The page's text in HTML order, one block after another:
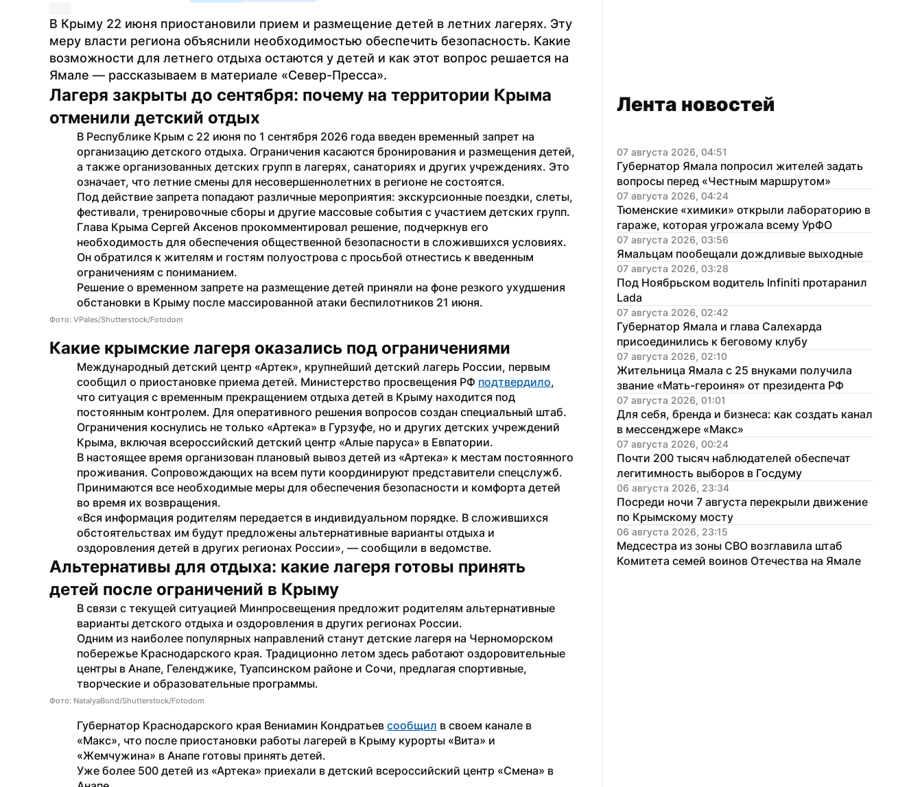
В Крыму 22 июня приостановили прием и размещение детей в летних лагерях. Эту
меру власти региона объяснили необходимостью обеспечить безопасность. Какие
возможности для летнего отдыха остаются у детей и как этот вопрос решается на
Ямале — рассказываем в материале «Север-Пресса».
Лагеря закрыты до сентября: почему на территории Крыма
отменили детский отдых
В Республике Крым с 22 июня по 1 сентября 2026 года введен временный запрет на
организацию детского отдыха. Ограничения касаются бронирования и размещения детей,
а также организованных детских групп в лагерях, санаториях и других учреждениях. Это
означает, что летние смены для несовершеннолетних в регионе не состоятся.
Под действие запрета попадают различные мероприятия: экскурсионные поездки, слеты,
фестивали, тренировочные сборы и другие массовые события с участием детских групп.
Глава Крыма Сергей Аксенов прокомментировал решение, подчеркнув его
необходимость для обеспечения общественной безопасности в сложившихся условиях.
Он обратился к жителям и гостям полуострова с просьбой отнестись к введенным
ограничениям с пониманием.
Решение о временном запрете на размещение детей приняли на фоне резкого ухудшения
обстановки в Крыму после массированной атаки беспилотников 21 июня.
Фото: VPales/Shutterstock/Fotodom
Какие крымские лагеря оказались под ограничениями
Международный детский центр «Артек», крупнейший детский лагерь России, первым
сообщил о приостановке приема детей. Министерство просвещения РФ подтвердило,
что ситуация с временным прекращением отдыха детей в Крыму находится под
постоянным контролем. Для оперативного решения вопросов создан специальный штаб.
Ограничения коснулись не только «Артека» в Гурзуфе, но и других детских учреждений
Крыма, включая всероссийский детский центр «Алые паруса» в Евпатории.
В настоящее время организован плановый вывоз детей из «Артека» к местам постоянного
проживания. Сопровождающих на всем пути координируют представители спецслужб.
Принимаются все необходимые меры для обеспечения безопасности и комфорта детей
во время их возвращения.
«Вся информация родителям передается в индивидуальном порядке. В сложившихся
обстоятельствах им будут предложены альтернативные варианты отдыха и
оздоровления детей в других регионах России», — сообщили в ведомстве.
Альтернативы для отдыха: какие лагеря готовы принять
детей после ограничений в Крыму
В связи с текущей ситуацией Минпросвещения предложит родителям альтернативные
варианты детского отдыха и оздоровления в других регионах России.
Одним из наиболее популярных направлений станут детские лагеря на Черноморском
побережье Краснодарского края. Традиционно летом здесь работают оздоровительные
центры в Анапе, Геленджике, Туапсинском районе и Сочи, предлагая спортивные,
творческие и образовательные программы.
Фото: NatalyaBond/Shutterstock/Fotodom
Губернатор Краснодарского края Вениамин Кондратьев сообщил в своем канале в
«Макс», что после приостановки работы лагерей в Крыму курорты «Вита» и
«Жемчужина» в Анапе готовы принять детей.
Уже более 500 детей из «Артека» приехали в детский всероссийский центр «Смена» в
Лента новостей
07 августа 2026, 04:51
Губернатор Ямала попросил жителей задать
вопросы перед «Честным маршрутом»
07 августа 2026, 04:24
Тюменские «химики» открыли лабораторию в
гараже, которая угрожала всему УрФО
07 августа 2026, 03:56
Ямальцам пообещали дождливые выходные
07 августа 2026, 03:28
Под Ноябрьском водитель Infiniti протаранил
Lada
07 августа 2026, 02:42
Губернатор Ямала и глава Салехарда
присоединились к беговому клубу
07 августа 2026, 02:10
Жительница Ямала с 25 внуками получила
звание «Мать-героиня» от президента РФ
07 августа 2026, 01:01
Для себя, бренда и бизнеса: как создать канал
в мессенджере «Макс»
07 августа 2026, 00:24
Почти 200 тысяч наблюдателей обеспечат
легитимность выборов в Госдуму
06 августа 2026, 23:34
Посреди ночи 7 августа перекрыли движение
по Крымскому мосту
06 августа 2026, 23:15
Медсестра из зоны СВО возглавила штаб
Комитета семей воинов Отечества на Ямале